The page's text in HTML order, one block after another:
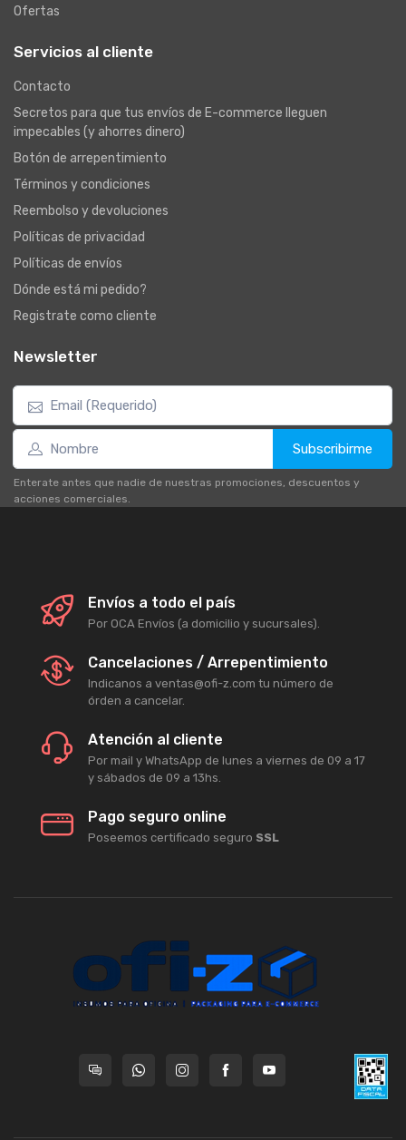
Ofertas
Servicios al cliente
Contacto
Secretos para que tus envíos de E-commerce lleguen
impecables (y ahorres dinero)
Botón de arrepentimiento
Términos y condiciones
Reembolso y devoluciones
Políticas de privacidad
Políticas de envíos
Dónde está mi pedido?
Registrate como cliente
Newsletter
Subscribirme
Enterate antes que nadie de nuestras promociones, descuentos y
acciones comerciales.
Envíos a todo el país
Por OCA Envíos (a domicilio y sucursales).
Cancelaciones / Arrepentimiento
Indicanos a ventas@ofi-z.com tu número de
órden a cancelar.
Atención al cliente
Por mail y WhatsApp de lunes a viernes de 09 a 17
y sábados de 09 a 13hs.
Pago seguro online
Poseemos certificado seguro SSL